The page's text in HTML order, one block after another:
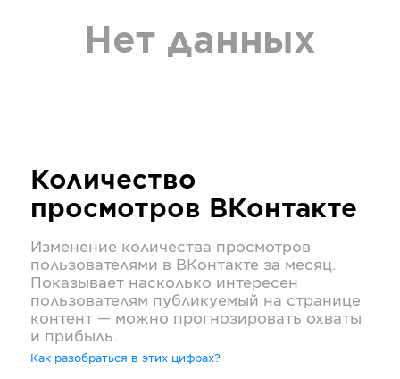
Нет данных
Количество
просмотров ВКонтакте
Изменение количества просмотров
пользователями в ВКонтакте за месяц.
Показывает насколько интересен
пользователям публикуемый на странице
контент — можно прогнозировать охваты
и прибыль.
Как разобраться в этих цифрах?